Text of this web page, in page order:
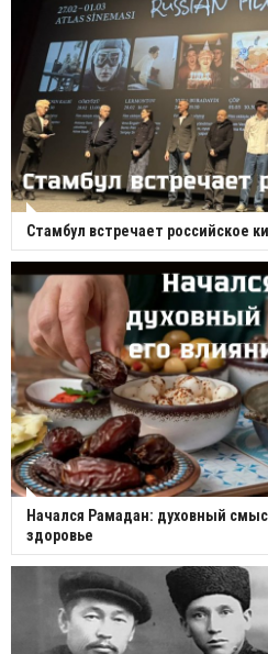
Стамбул встречает российское
Начался Рамадан: духовный
здоровье